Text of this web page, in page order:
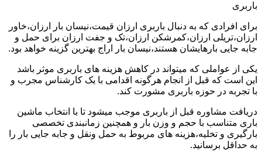
باربری
برای افرادی که به دنبال باربری ارزان قیمت،نیسان بار ارزان،خاور
ارزان،تریلی ارزان،کمرشکن ارزان،تک و جفت ارزان برای حمل و
جابه جایی بارهایشان هستند،نیسان بار اراج بهترین گزینه خواهد بود.
یکی از عواملی که میتواند در کاهش هزینه های باربری موثر باشد
این است که قبل از انجام هرگونه اقدامی با یک کارشناس مجرب و
با تجربه در حوزه باربری مشورت کند.
دریافت مشاوره قبل از باربری موجب میشود تا با انتخاب ماشین
باری متناسب با حجم و وزن بار و همچنین زمانبندی تخصصی
بارگیری و تخلیه،هزینه های مربوط به حمل ونقل و جابه جایی بار را
به حداقل برسانید.